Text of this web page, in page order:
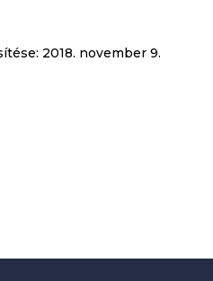
2018. november 9.